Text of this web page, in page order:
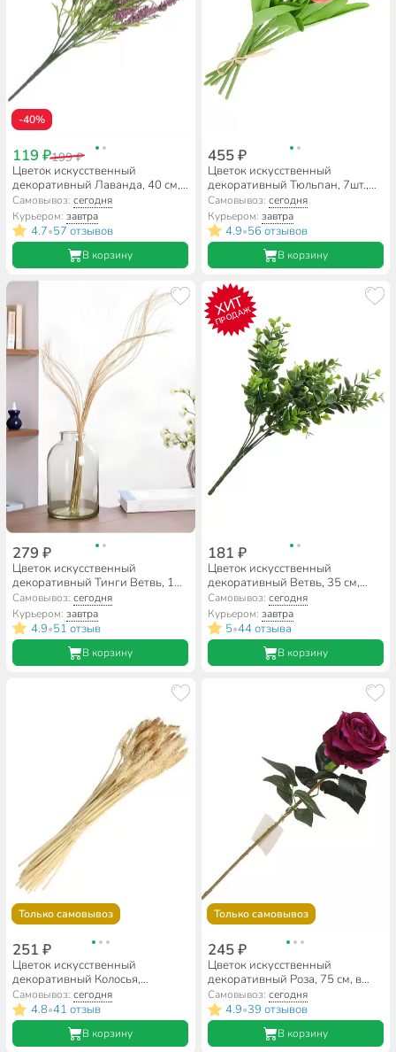
-40%
119 ₽199 ₽
Цветок искусственный
декоративный Лаванда, 40 см,
в ассортименте, Y052
Самовывоз:сегодня
Курьером:завтра
4.7•57 отзывов
В корзину
455 ₽
Цветок искусственный
декоративный Тюльпан, 7шт.,
33 см, бордовый, Y6-
10419/A300009
Самовывоз: сегодня
Курьером: завтра
4.9•56 отзывов
В корзину
279 ₽
Цветок искусственный
декоративный Тинги Ветвь, 170
см, белый, JC-7223
Самовывоз:сегодня
Курьером:завтра
4.9•51 отзыв
В корзину
ХИТ
ПРОДАЖ
181 ₽
Цветок искусственный
декоративный Ветвь, 35 см,
зеленый, Y6-10377/A300052
Самовывоз: сегодня
Курьером: завтра
5•44 отзыва
В корзину
Только самовывоз
251 ₽
Цветок искусственный
декоративный Колосья,
бежевый, Y4-5315
Самовывоз:сегодня
4.8•41 отзыв
В корзину
Только самовывоз
245 ₽
Цветок искусственный
декоративный Роза, 75 см, в
ассортименте, Y3-1539
Самовывоз: сегодня
4.9•39 отзывов
В корзину